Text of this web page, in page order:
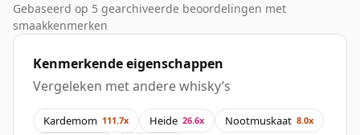
Gebaseerd op 5 gearchiveerde beoordelingen met
smaakkenmerken
Kenmerkende eigenschappen
Vergeleken met andere whisky’s
Kardemom 111.7x Heide 26.6x Nootmuskaat 8.0x